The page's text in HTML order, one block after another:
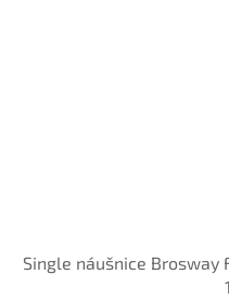
Single náušnice Brosway